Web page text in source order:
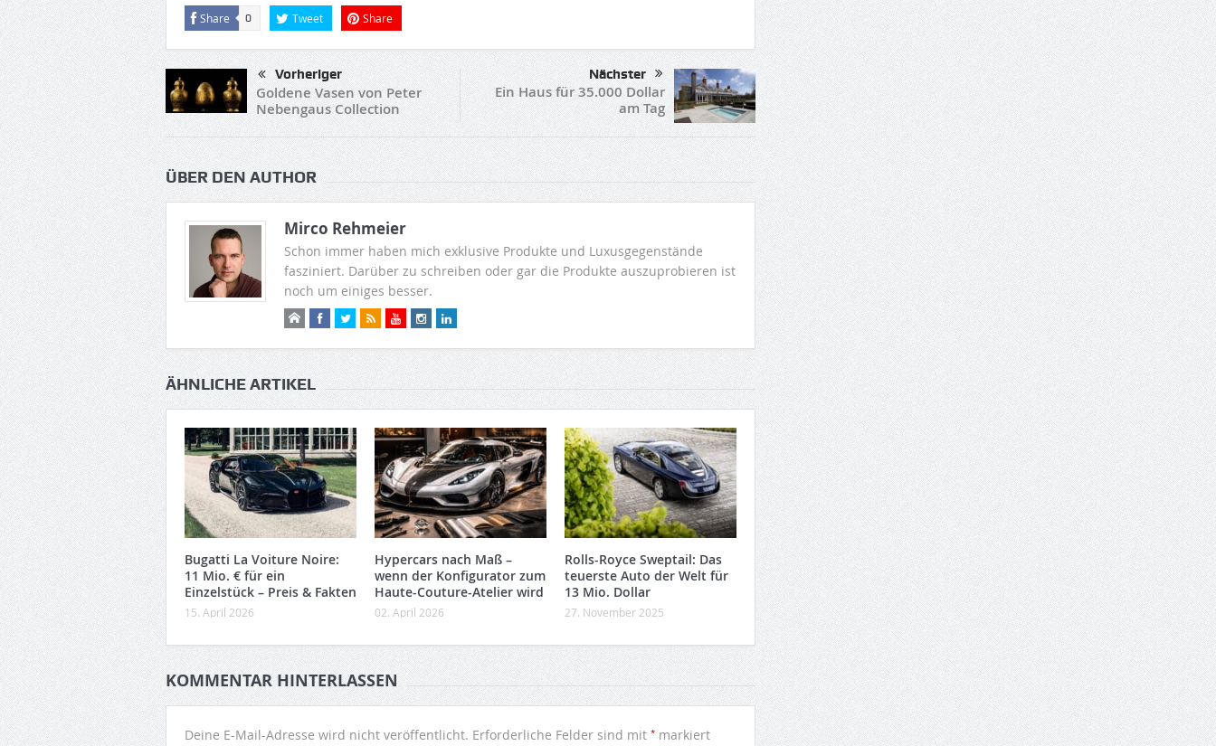
Share 0 Tweet Share
Vorheriger
Goldene Vasen von Peter
Nebengaus Collection
Nächster
Ein Haus für 35.000 Dollar
am Tag
ÜBER DEN AUTHOR
Mirco Rehmeier
Schon immer haben mich exklusive Produkte und Luxusgegenstände
fasziniert. Darüber zu schreiben oder gar die Produkte auszuprobieren ist
noch um einiges besser.
ÄHNLICHE ARTIKEL
Bugatti La Voiture Noire:
11 Mio. € für ein
Einzelstück – Preis & Fakten
15. April 2026
Hypercars nach Maß –
wenn der Konfigurator zum
Haute-Couture-Atelier wird
02. April 2026
Rolls-Royce Sweptail: Das
teuerste Auto der Welt für
13 Mio. Dollar
27. November 2025
KOMMENTAR HINTERLASSEN
Deine E-Mail-Adresse wird nicht veröffentlicht. Erforderliche Felder sind mit * markiert